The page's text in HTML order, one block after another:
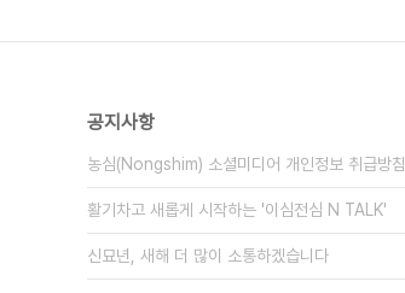
공지사항
농심(Nongshim) 소셜미디어 개인정보 취급방침
활기차고 새롭게 시작하는 '이심전심 N TALK'
신묘년, 새해 더 많이 소통하겠습니다